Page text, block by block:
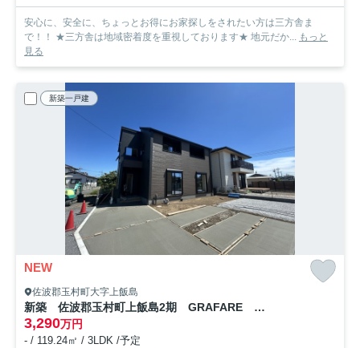
安心に、安全に、ちょっとお得にお家探しをされたい方は三方舎ま
で！！ ★三方舎は地域密着度を重視しております★ 地元だか... もっと
見る
新築一戸建
NEW
佐波郡玉村町大字上飯島
新築 佐波郡玉村町上飯島2期 GRAFARE １号棟
3,290万円
- / 119.24㎡ / 3LDK /予定